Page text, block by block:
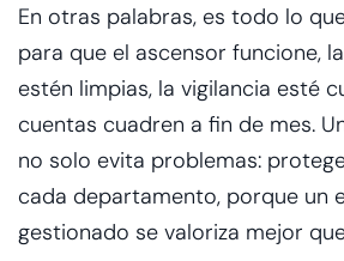
En otras palabras, es todo lo
para que el ascensor funcione,
estén limpias, la vigilancia esté
cuentas cuadren a fin de mes.
no solo evita problemas:
cada departamento, porque un
gestionado se valoriza mejor